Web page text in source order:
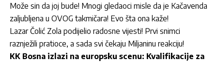
Može sin da joj bude! Mnogi gledaoci misle da je Kačavenda
zaljubljena u OVOG takmičara! Evo šta ona kaže!
Lazar Čolić Zola podijelio radosne vijesti! Prvi snimci
raznježili pratioce, a sada svi čekaju Miljaninu reakciju!
KK Bosna izlazi na europsku scenu: Kvalifikacije za